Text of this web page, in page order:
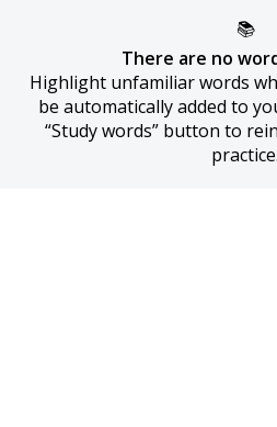
📚
There are no
Highlight unfamiliar words
be automatically added to
“Study words” button to
practice.